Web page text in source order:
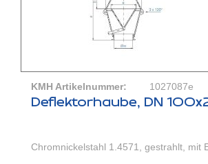
KMH Artikelnummer: 1027087e
Deflektorhaube, DN
Chromnickelstahl 1.4571, gestrahlt, mit